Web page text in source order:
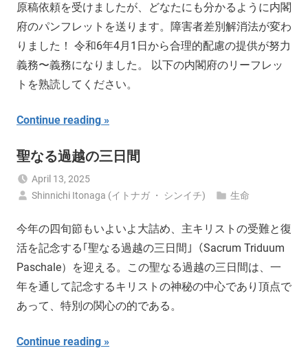
原稿依頼を受けましたが、どなたにも分かるように内閣
府のパンフレットを送ります。障害者差別解消法が変わ
りました！ 令和6年4月1日から合理的配慮の提供が努力
義務〜義務になりました。 以下の内閣府のリーフレッ
トを熟読してください。
Continue reading
聖なる過越の三日間
April 13, 2025
Shinnichi Itonaga (イトナガ ・ シンイチ)
生命
今年の四旬節もいよいよ大詰め、主キリストの受難と復
活を記念する｢聖なる過越の三日間｣（Sacrum Triduum
Paschale）を迎える。この聖なる過越の三日間は、一
年を通して記念するキリストの神秘の中心であり頂点で
あって、特別の関心の的である。
Continue reading